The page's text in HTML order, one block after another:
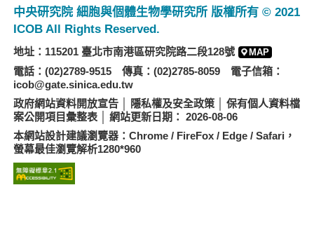
中央研究院 細胞與個體生物學研究所 版權所有 © 2021
ICOB All Rights Reserved.
地址：115201 臺北市南港區研究院路二段128號 MAP
電話：(02)2789-9515 傳真：(02)2785-8059 電子信箱：
icob@gate.sinica.edu.tw
政府網站資料開放宣告
隱私權及安全政策 │保有個人資料檔
案公開項目彙整表 │ 網站更新日期： 2026-08-06
本網站設計建議瀏覽器：Chrome / FireFox / Edge / Safari，
螢幕最佳瀏覽解析1280*960